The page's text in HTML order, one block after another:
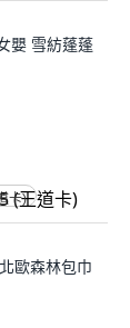
嬰 雪紡蓬蓬
卡)
歐森林包巾